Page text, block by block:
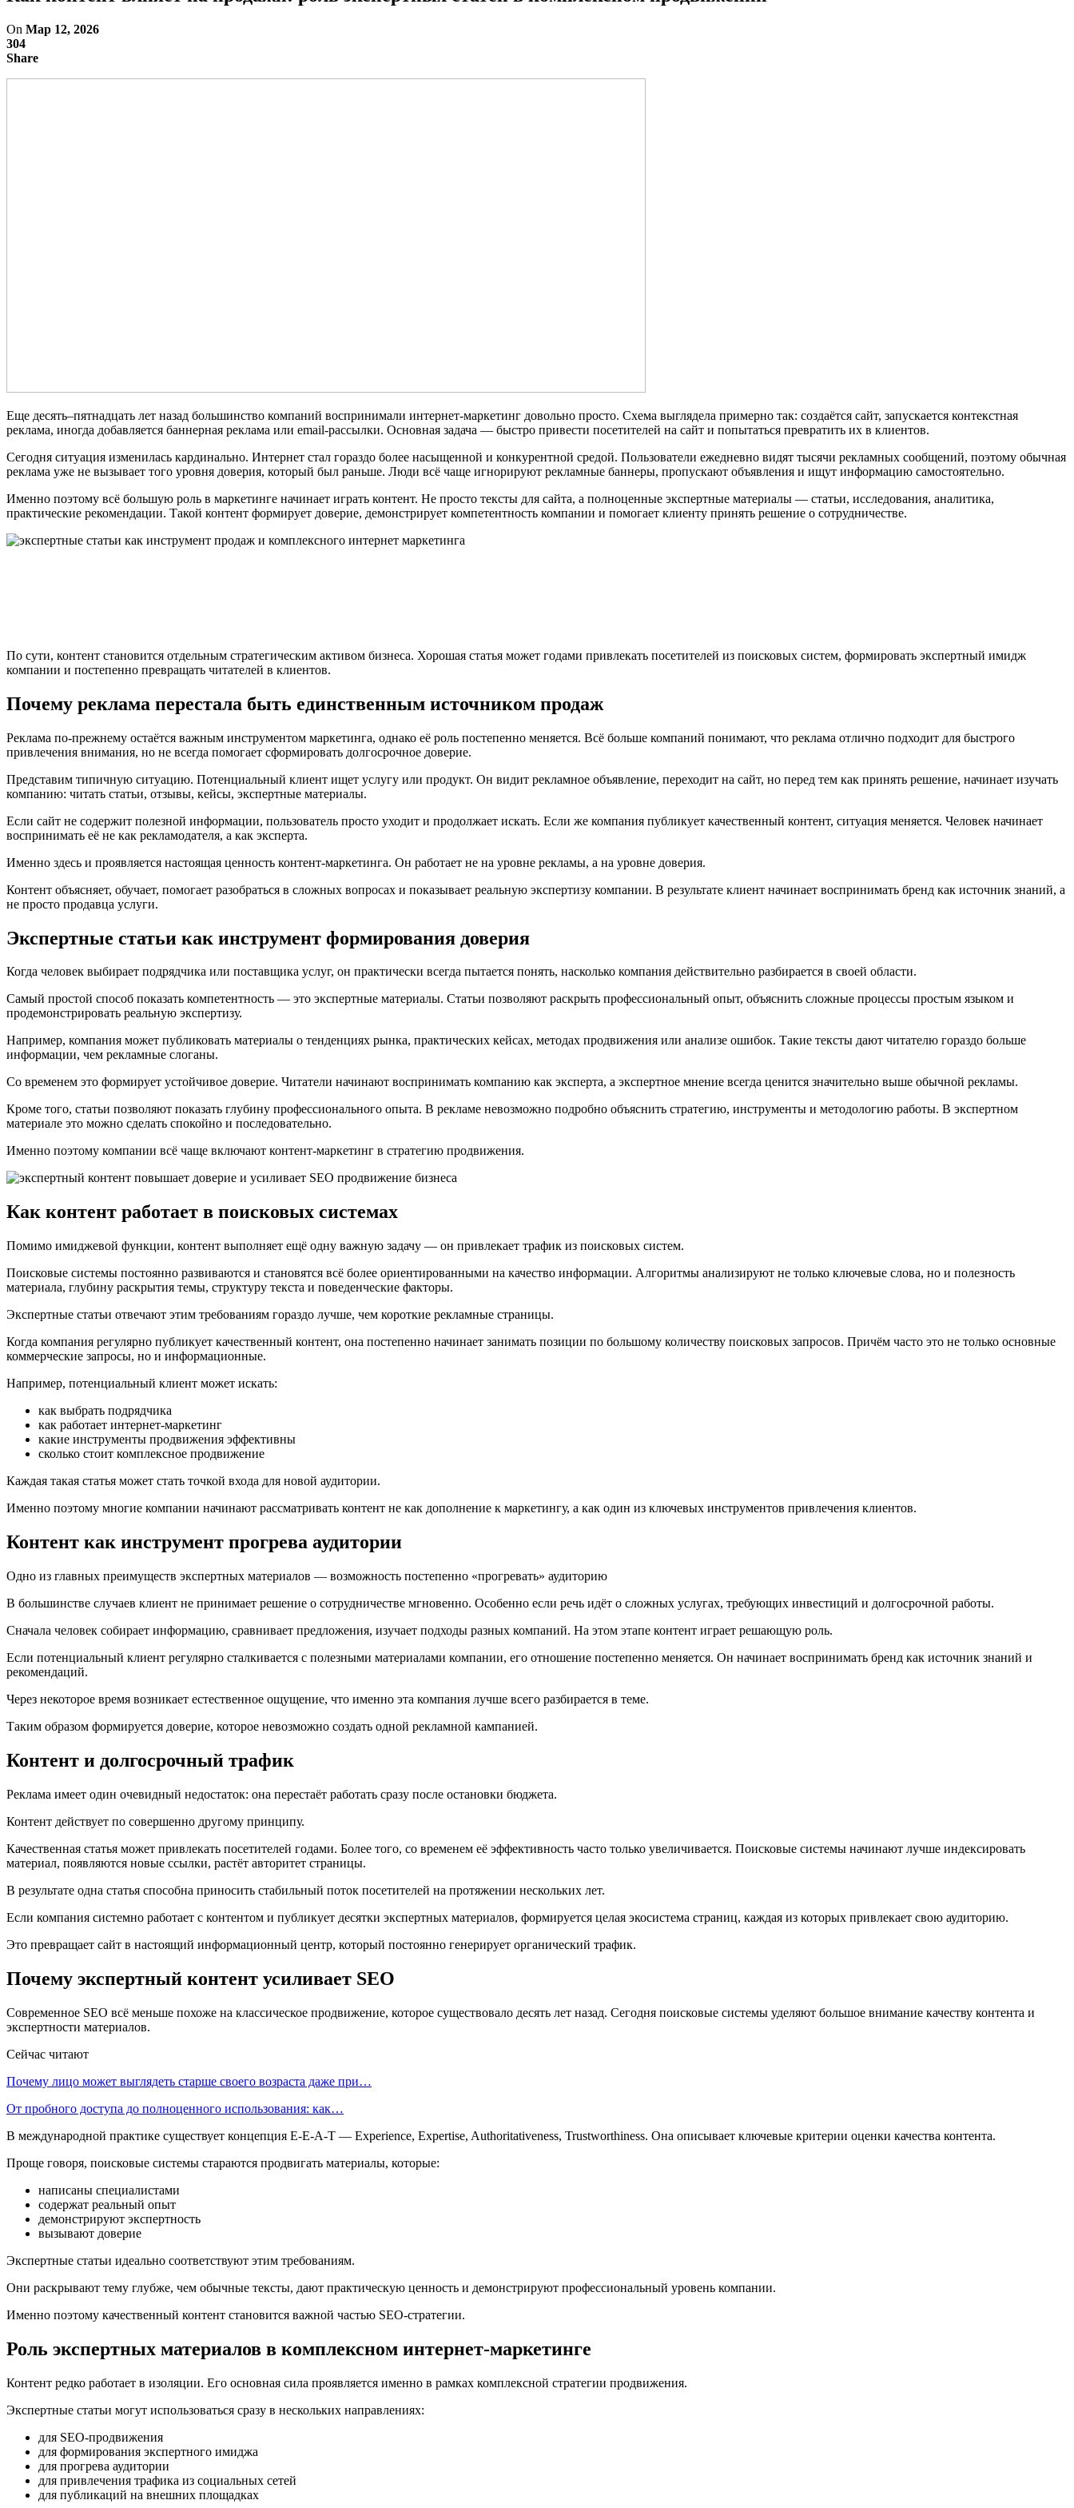
On Мар 12, 2026
304
Share
Еще десять–пятнадцать лет назад большинство компаний воспринимали интернет-маркетинг довольно просто. Схема выглядела примерно так: создаётся сайт, запускается контекстная
реклама, иногда добавляется баннерная реклама или email-рассылки. Основная задача — быстро привести посетителей на сайт и попытаться превратить их в клиентов.
Сегодня ситуация изменилась кардинально. Интернет стал гораздо более насыщенной и конкурентной средой. Пользователи ежедневно видят тысячи рекламных сообщений, поэтому обычная
реклама уже не вызывает того уровня доверия, который был раньше. Люди всё чаще игнорируют рекламные баннеры, пропускают объявления и ищут информацию самостоятельно.
Именно поэтому всё большую роль в маркетинге начинает играть контент. Не просто тексты для сайта, а полноценные экспертные материалы — статьи, исследования, аналитика,
практические рекомендации. Такой контент формирует доверие, демонстрирует компетентность компании и помогает клиенту принять решение о сотрудничестве.
По сути, контент становится отдельным стратегическим активом бизнеса. Хорошая статья может годами привлекать посетителей из поисковых систем, формировать экспертный имидж
компании и постепенно превращать читателей в клиентов.
Почему реклама перестала быть единственным источником продаж
Реклама по-прежнему остаётся важным инструментом маркетинга, однако её роль постепенно меняется. Всё больше компаний понимают, что реклама отлично подходит для быстрого
привлечения внимания, но не всегда помогает сформировать долгосрочное доверие.
Представим типичную ситуацию. Потенциальный клиент ищет услугу или продукт. Он видит рекламное объявление, переходит на сайт, но перед тем как принять решение, начинает изучать
компанию: читать статьи, отзывы, кейсы, экспертные материалы.
Если сайт не содержит полезной информации, пользователь просто уходит и продолжает искать. Если же компания публикует качественный контент, ситуация меняется. Человек начинает
воспринимать её не как рекламодателя, а как эксперта.
Именно здесь и проявляется настоящая ценность контент-маркетинга. Он работает не на уровне рекламы, а на уровне доверия.
Контент объясняет, обучает, помогает разобраться в сложных вопросах и показывает реальную экспертизу компании. В результате клиент начинает воспринимать бренд как источник знаний, а
не просто продавца услуги.
Экспертные статьи как инструмент формирования доверия
Когда человек выбирает подрядчика или поставщика услуг, он практически всегда пытается понять, насколько компания действительно разбирается в своей области.
Самый простой способ показать компетентность — это экспертные материалы. Статьи позволяют раскрыть профессиональный опыт, объяснить сложные процессы простым языком и
продемонстрировать реальную экспертизу.
Например, компания может публиковать материалы о тенденциях рынка, практических кейсах, методах продвижения или анализе ошибок. Такие тексты дают читателю гораздо больше
информации, чем рекламные слоганы.
Со временем это формирует устойчивое доверие. Читатели начинают воспринимать компанию как эксперта, а экспертное мнение всегда ценится значительно выше обычной рекламы.
Кроме того, статьи позволяют показать глубину профессионального опыта. В рекламе невозможно подробно объяснить стратегию, инструменты и методологию работы. В экспертном
материале это можно сделать спокойно и последовательно.
Именно поэтому компании всё чаще включают контент-маркетинг в стратегию продвижения.
Как контент работает в поисковых системах
Помимо имиджевой функции, контент выполняет ещё одну важную задачу — он привлекает трафик из поисковых систем.
Поисковые системы постоянно развиваются и становятся всё более ориентированными на качество информации. Алгоритмы анализируют не только ключевые слова, но и полезность
материала, глубину раскрытия темы, структуру текста и поведенческие факторы.
Экспертные статьи отвечают этим требованиям гораздо лучше, чем короткие рекламные страницы.
Когда компания регулярно публикует качественный контент, она постепенно начинает занимать позиции по большому количеству поисковых запросов. Причём часто это не только основные
коммерческие запросы, но и информационные.
Например, потенциальный клиент может искать:
как выбрать подрядчика
как работает интернет-маркетинг
какие инструменты продвижения эффективны
сколько стоит комплексное продвижение
Каждая такая статья может стать точкой входа для новой аудитории.
Именно поэтому многие компании начинают рассматривать контент не как дополнение к маркетингу, а как один из ключевых инструментов привлечения клиентов.
Контент как инструмент прогрева аудитории
Одно из главных преимуществ экспертных материалов — возможность постепенно «прогревать» аудиторию
В большинстве случаев клиент не принимает решение о сотрудничестве мгновенно. Особенно если речь идёт о сложных услугах, требующих инвестиций и долгосрочной работы.
Сначала человек собирает информацию, сравнивает предложения, изучает подходы разных компаний. На этом этапе контент играет решающую роль.
Если потенциальный клиент регулярно сталкивается с полезными материалами компании, его отношение постепенно меняется. Он начинает воспринимать бренд как источник знаний и
рекомендаций.
Через некоторое время возникает естественное ощущение, что именно эта компания лучше всего разбирается в теме.
Таким образом формируется доверие, которое невозможно создать одной рекламной кампанией.
Контент и долгосрочный трафик
Реклама имеет один очевидный недостаток: она перестаёт работать сразу после остановки бюджета.
Контент действует по совершенно другому принципу.
Качественная статья может привлекать посетителей годами. Более того, со временем её эффективность часто только увеличивается. Поисковые системы начинают лучше индексировать
материал, появляются новые ссылки, растёт авторитет страницы.
В результате одна статья способна приносить стабильный поток посетителей на протяжении нескольких лет.
Если компания системно работает с контентом и публикует десятки экспертных материалов, формируется целая экосистема страниц, каждая из которых привлекает свою аудиторию.
Это превращает сайт в настоящий информационный центр, который постоянно генерирует органический трафик.
Почему экспертный контент усиливает SEO
Современное SEO всё меньше похоже на классическое продвижение, которое существовало десять лет назад. Сегодня поисковые системы уделяют большое внимание качеству контента и
экспертности материалов.
Сейчас читают
Почему лицо может выглядеть старше своего возраста даже при…
От пробного доступа до полноценного использования: как…
В международной практике существует концепция E-E-A-T — Experience, Expertise, Authoritativeness, Trustworthiness. Она описывает ключевые критерии оценки качества контента.
Проще говоря, поисковые системы стараются продвигать материалы, которые:
написаны специалистами
содержат реальный опыт
демонстрируют экспертность
вызывают доверие
Экспертные статьи идеально соответствуют этим требованиям.
Они раскрывают тему глубже, чем обычные тексты, дают практическую ценность и демонстрируют профессиональный уровень компании.
Именно поэтому качественный контент становится важной частью SEO-стратегии.
Роль экспертных материалов в комплексном интернет-маркетинге
Контент редко работает в изоляции. Его основная сила проявляется именно в рамках комплексной стратегии продвижения.
Экспертные статьи могут использоваться сразу в нескольких направлениях:
для SEO-продвижения
для формирования экспертного имиджа
для прогрева аудитории
для привлечения трафика из социальных сетей
для публикаций на внешних площадках